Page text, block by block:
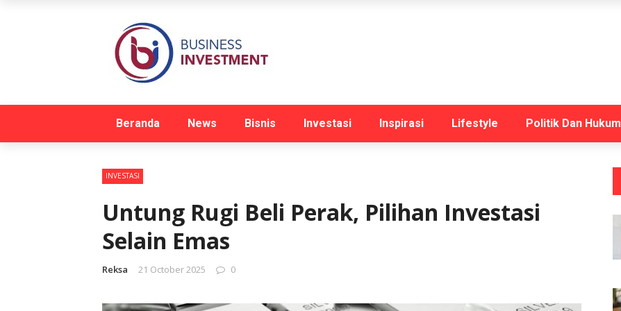
Beranda News Bisnis Investasi Inspirasi Lifestyle Politik Dan Hukum
INVESTASI
Untung Rugi Beli Perak, Pilihan Investasi
Selain Emas
Reksa 21 October 2025 0